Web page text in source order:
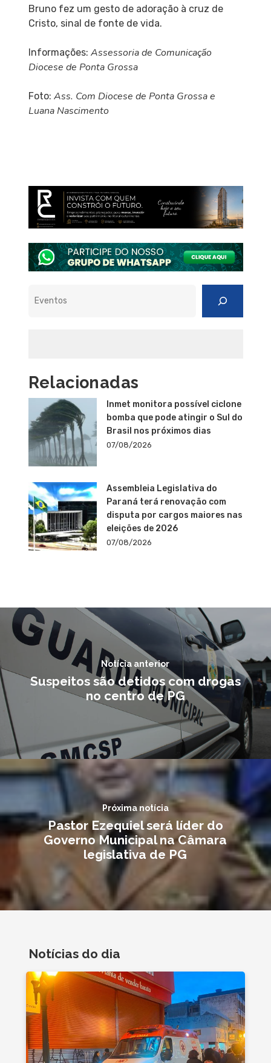
Bruno fez um gesto de adoração à cruz de
Cristo, sinal de fonte de vida.
Informações: Assessoria de Comunicação
Diocese de Ponta Grossa
Foto: Ass. Com Diocese de Ponta Grossa e
Luana Nascimento
Relacionadas
Inmet monitora possível ciclone
bomba que pode atingir o Sul do
Brasil nos próximos dias
07/08/2026
Assembleia Legislativa do
Paraná terá renovação com
disputa por cargos maiores nas
eleições de 2026
07/08/2026
Notícia anterior
Suspeitos são detidos com drogas
no centro de PG
Próxima notícia
Pastor Ezequiel será líder do
Governo Municipal na Câmara
legislativa de PG
Notícias do dia